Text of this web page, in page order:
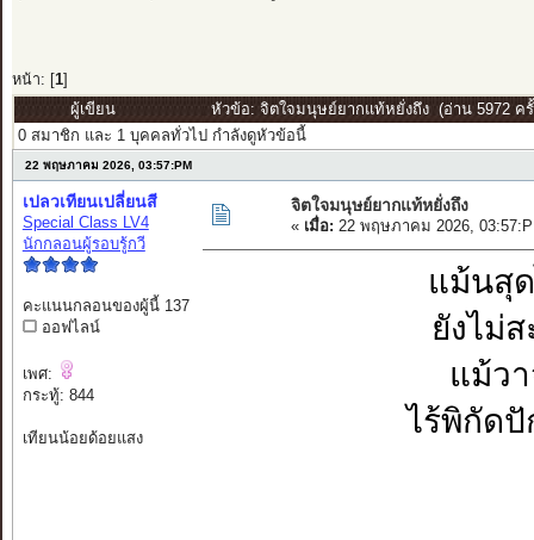
หน้า: [ 1]
ผู้เขียน
หัวข้อ: จิตใจมนุษย์ยากแท้หยั่งถึง (อ่าน 5972 ครั้
0 สมาชิก และ 1 บุคคลทั่วไป กำลังดูหัวข้อนี้
22 พฤษภาคม 2026, 03:57:PM
เปลวเทียนเปลี่ยนสี
Special Class LV4
นักกลอนผู้รอบรู้กวี
คะแนนกลอนของผู้นี้ 137
ออฟไลน์
เพศ:
กระทู้: 844
เทียนน้อยด้อยแสง
จิตใจมนุษย์ยากแท้หยั่งถึง
« เมื่อ: 22 พฤษภาคม 2026,
แม้นสุ
ยังไม่
แม้ว
ไร้พิกัดปั